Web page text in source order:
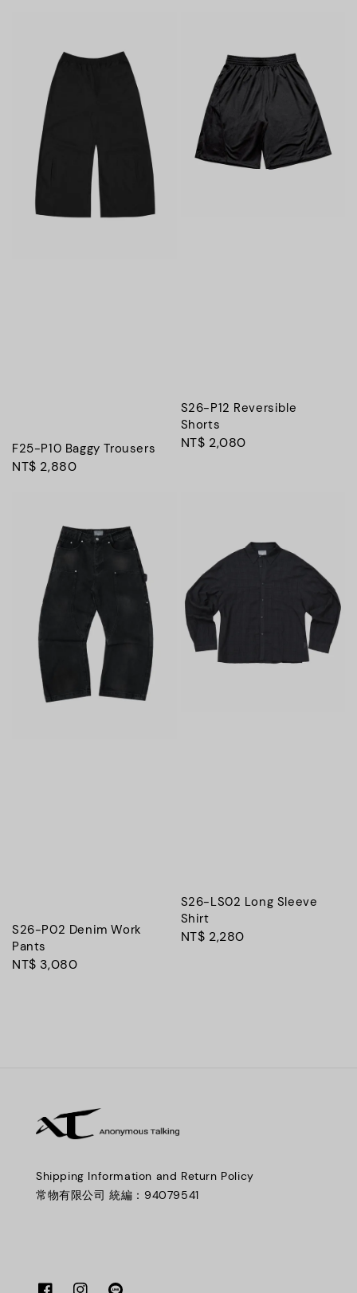
F25-P10 Baggy Trousers
Regular
NT$ 2,880
S26-P12 Reversible
Shorts
Regular
NT$ 2,080
S26-P02 Denim Work
Pants
Regular
NT$ 3,080
S26-LS02 Long Sleeve
Shirt
Regular
NT$ 2,280
Shipping Information and Return Policy
常物有限公司 統編：94079541